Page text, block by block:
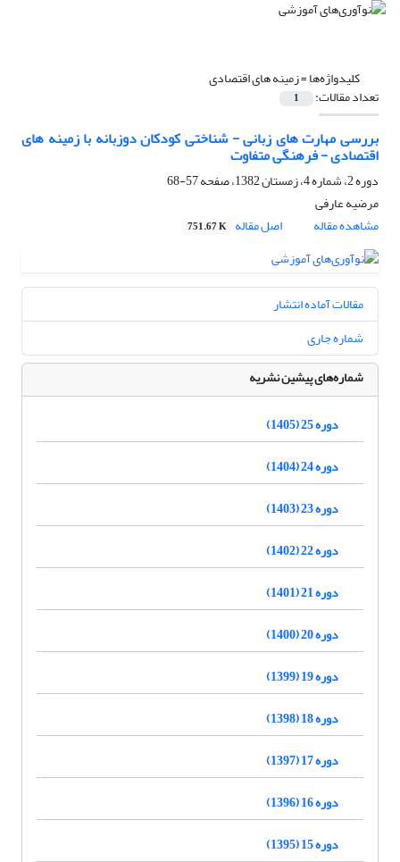
کلیدواژه‌ها =زمینه های اقتصادی
تعداد مقالات: 1
بررسی مهارت های زبانی - شناختی کودکان دوزبانه با زمینه های
اقتصادی - فرهنگی متفاوت
دوره 2، شماره 4، زمستان 1382، صفحه
57-68
مرضیه عارفی
مشاهده مقاله
اصل مقاله 751.67 K
مقالات آماده انتشار
شماره جاری
شماره‌های پیشین نشریه
دوره 25 (1405)
دوره 24 (1404)
دوره 23 (1403)
دوره 22 (1402)
دوره 21 (1401)
دوره 20 (1400)
دوره 19 (1399)
دوره 18 (1398)
دوره 17 (1397)
دوره 16 (1396)
دوره 15 (1395)